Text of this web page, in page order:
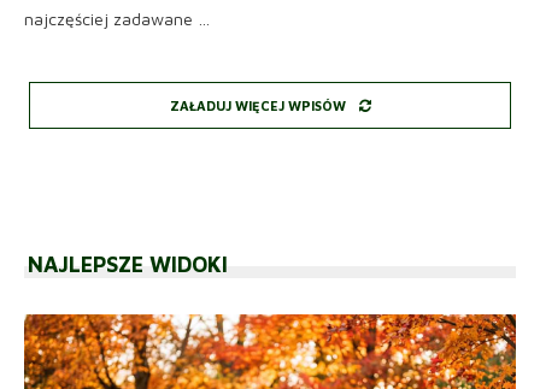
najczęściej zadawane …
ZAŁADUJ WIĘCEJ WPISÓW
NAJLEPSZE WIDOKI